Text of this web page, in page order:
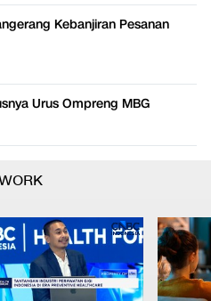
Kebanjiran Pesanan
Urus Ompreng MBG